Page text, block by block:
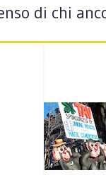
di chi